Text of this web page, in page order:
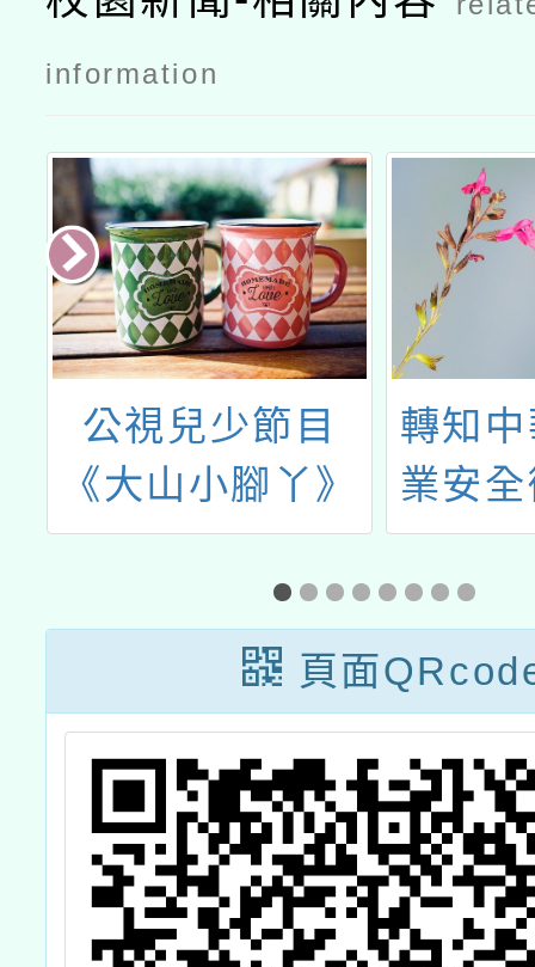
information
轉知中華民國工
業安全衛生協會
辦理「112年學
校化學物質管理
法規說明會(第二
梯次)」
無痕
生夏
頁面